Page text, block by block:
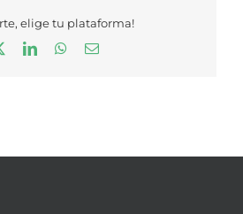
elige tu plataforma!
LinkedInWhatsApp
Correo